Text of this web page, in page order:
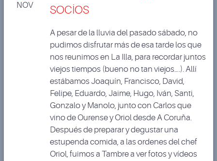
NOV
socios
A pesar de la lluvia del pasado sábado, no
pudimos disfrutar más de esa tarde los que
nos reunimos en La Illa, para recordar juntos
viejos tiempos (bueno no tan viejos….). Allí
estábamos Joaquín, Francisco, David,
Felipe, Eduardo, Jaime, Hugo, Iván, Santi,
Gonzalo y Manolo, junto con Carlos que
vino de Ourense y Oriol desde A Coruña.
Después de preparar y degustar una
estupenda comida, a las ordenes del chef
Oriol, fuimos a Tambre a ver fotos y vídeos